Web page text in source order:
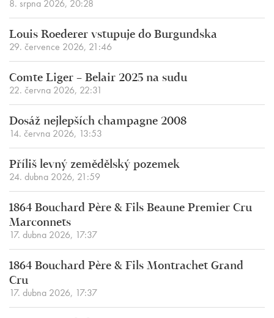
8. srpna 2026, 20:28
Louis Roederer vstupuje do Burgundska
29. července 2026, 21:46
Comte Liger – Belair 2025 na sudu
22. června 2026, 22:31
Dosáž nejlepších champagne 2008
14. června 2026, 13:53
Příliš levný zemědělský pozemek
24. dubna 2026, 21:59
1864 Bouchard Père & Fils Beaune Premier Cru
Marconnets
17. dubna 2026, 17:37
1864 Bouchard Père & Fils Montrachet Grand
Cru
17. dubna 2026, 17:37